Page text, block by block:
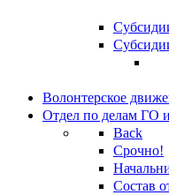
Волонтерское
Отдел по делам ГО
Back
Срочно!
Состав